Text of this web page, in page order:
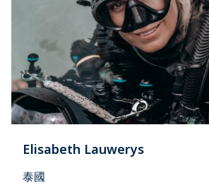
Elisabeth Lauwerys
泰國